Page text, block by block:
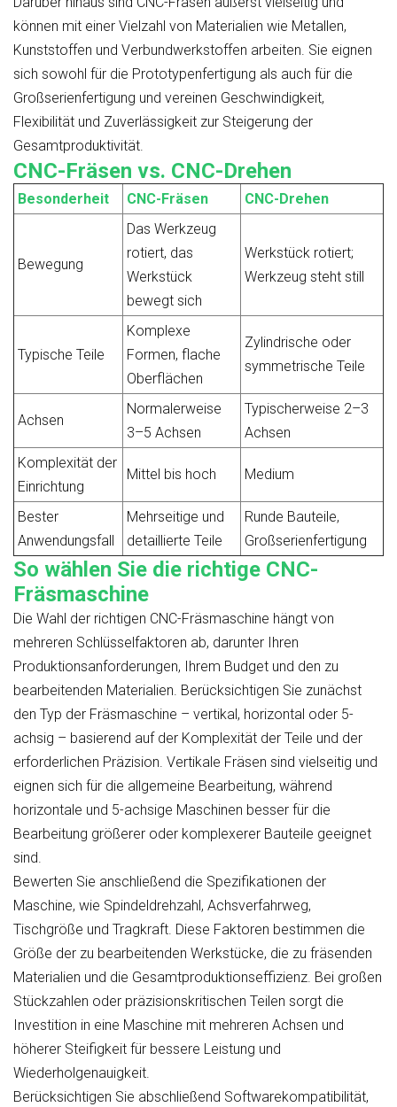
können mit einer Vielzahl von Materialien wie Metallen,
Kunststoffen und Verbundwerkstoffen arbeiten. Sie eignen
sich sowohl für die Prototypenfertigung als auch für die
Großserienfertigung und vereinen Geschwindigkeit,
Flexibilität und Zuverlässigkeit zur Steigerung der
Gesamtproduktivität.
CNC-Fräsen vs. CNC-Drehen
Besonderheit CNC-Fräsen CNC-Drehen
Bewegung
Das Werkzeug
rotiert, das
Werkstück
bewegt sich
Werkstück rotiert;
Werkzeug steht still
Typische Teile
Komplexe
Formen, flache
Oberflächen
Zylindrische oder
symmetrische Teile
Achsen
Normalerweise
3–5 Achsen
Typischerweise 2–3
Achsen
Komplexität der
Einrichtung
Mittel bis hoch Medium
Bester
Anwendungsfall
Mehrseitige und
detaillierte Teile
Runde Bauteile,
Großserienfertigung
So wählen Sie die richtige CNC-
Fräsmaschine
Die Wahl der richtigen CNC-Fräsmaschine hängt von
mehreren Schlüsselfaktoren ab, darunter Ihren
Produktionsanforderungen, Ihrem Budget und den zu
bearbeitenden Materialien. Berücksichtigen Sie zunächst
den Typ der Fräsmaschine – vertikal, horizontal oder 5-
achsig – basierend auf der Komplexität der Teile und der
erforderlichen Präzision. Vertikale Fräsen sind vielseitig und
eignen sich für die allgemeine Bearbeitung, während
horizontale und 5-achsige Maschinen besser für die
Bearbeitung größerer oder komplexerer Bauteile geeignet
sind.
Bewerten Sie anschließend die Spezifikationen der
Maschine, wie Spindeldrehzahl, Achsverfahrweg,
Tischgröße und Tragkraft. Diese Faktoren bestimmen die
Größe der zu bearbeitenden Werkstücke, die zu fräsenden
Materialien und die Gesamtproduktionseffizienz. Bei großen
Stückzahlen oder präzisionskritischen Teilen sorgt die
Investition in eine Maschine mit mehreren Achsen und
höherer Steifigkeit für bessere Leistung und
Wiederholgenauigkeit.
Berücksichtigen Sie abschließend Softwarekompatibilität,